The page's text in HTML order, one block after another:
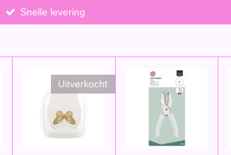
Snelle levering
Uitverkocht